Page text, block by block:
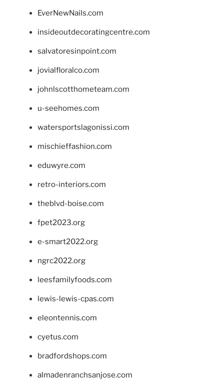
EverNewNails.com
insideoutdecoratingcentre.com
salvatoresinpoint.com
jovialfloralco.com
johnlscotthometeam.com
u-seehomes.com
watersportslagonissi.com
mischieffashion.com
eduwyre.com
retro-interiors.com
theblvd-boise.com
fpet2023.org
e-smart2022.org
ngrc2022.org
leesfamilyfoods.com
lewis-lewis-cpas.com
eleontennis.com
cyetus.com
bradfordshops.com
almadenranchsanjose.com